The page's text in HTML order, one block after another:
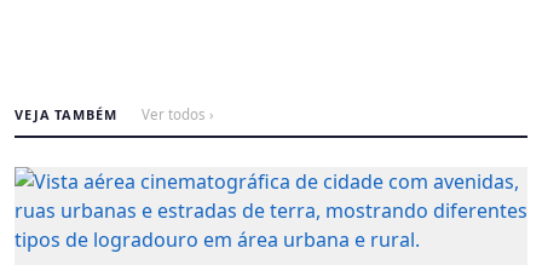
VEJA TAMBÉM Ver todos ›